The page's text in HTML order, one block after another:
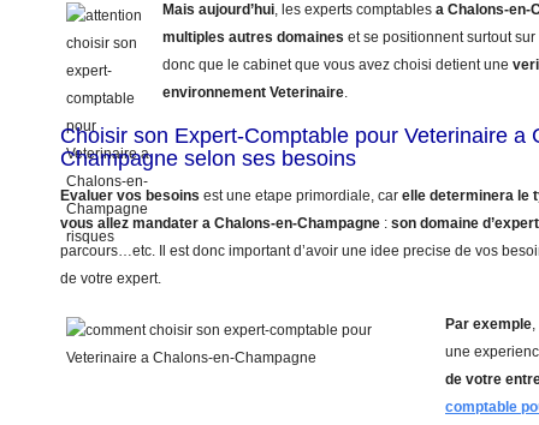
Mais aujourd’hui, les experts comptables a Chalons-en-
multiples autres domaines et se positionnent surtout
donc que le cabinet que vous avez choisi detient une
environnement Veterinaire.
Choisir son Expert-Comptable pour Veterinaire a
Champagne selon ses besoins
Evaluer vos besoins est une etape primordiale, car elle determinera le
vous allez mandater a Chalons-en-Champagne : son domaine
parcours…etc. Il est donc important d’avoir une idee precise de vos
de votre expert.
Par exemple
une
de votre
comptable